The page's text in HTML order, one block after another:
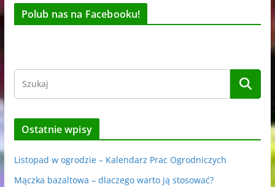
Polub nas na Facebooku!
Ostatnie wpisy
Listopad w ogrodzie – Kalendarz Prac Ogrodniczych
Mączka bazaltowa – dlaczego warto ją stosować?